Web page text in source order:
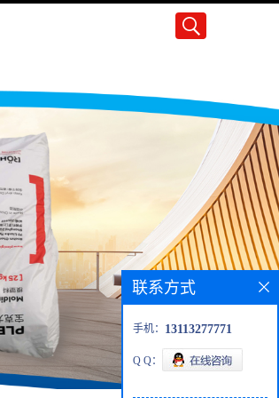
联系方式
手机： 13113277771
Q Q：